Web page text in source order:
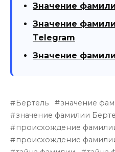
Значение
Значение
Telegram
Значение
Бертель
значение
значение фамилии
происхождение
происхождение